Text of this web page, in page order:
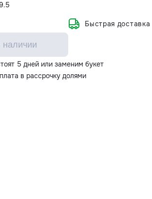
Быстрая доставка
наличии
5 дней или заменим букет
в рассрочку долями